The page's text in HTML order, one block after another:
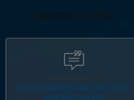
Nächste Schritte
Tumorbekämpfung mit einem
einzigen Schritt